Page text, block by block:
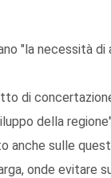
"la necessità
di
della
sulle
onde evitare